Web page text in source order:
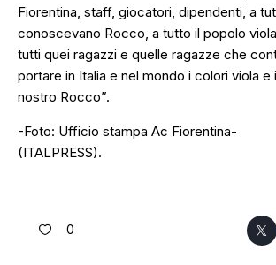
Fiorentina, staff, giocatori, dipendenti, a
conoscevano Rocco, a tutto il popolo
tutti quei ragazzi e quelle ragazze che
portare in Italia e nel mondo i colori viola e
nostro Rocco”.
-Foto: Ufficio stampa Ac Fiorentina-
(ITALPRESS).
0